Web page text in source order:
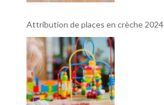
Attribution de places en crèche 2024